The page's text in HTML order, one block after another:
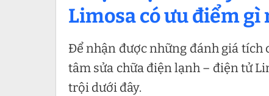
Limosa có ưu điểm gì
Để nhận được những đánh giá tích
tâm sửa chữa điện lạnh – điện tử
trội dưới đây.